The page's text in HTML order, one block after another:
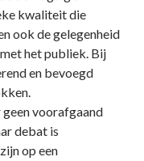
kwaliteit die
ook de gelegenheid
het publiek. Bij
en bevoegd
voorafgaand
debat is
op een